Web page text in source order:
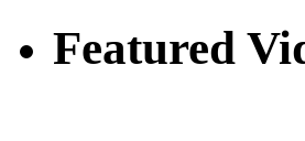
Featured